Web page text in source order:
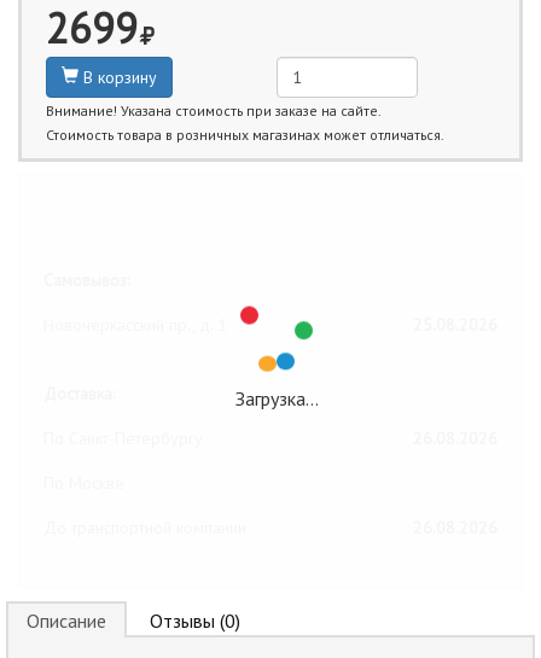
2699
В корзину
Внимание! Указана стоимость при заказе на сайте.
Стоимость товара в розничных магазинах может отличаться.
Загрузка…
Описание Отзывы (0)